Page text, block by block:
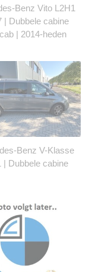
Benz Vito L2H1
| Dubbele cabine
| 2014-heden
Benz V-Klasse
| Dubbele cabine